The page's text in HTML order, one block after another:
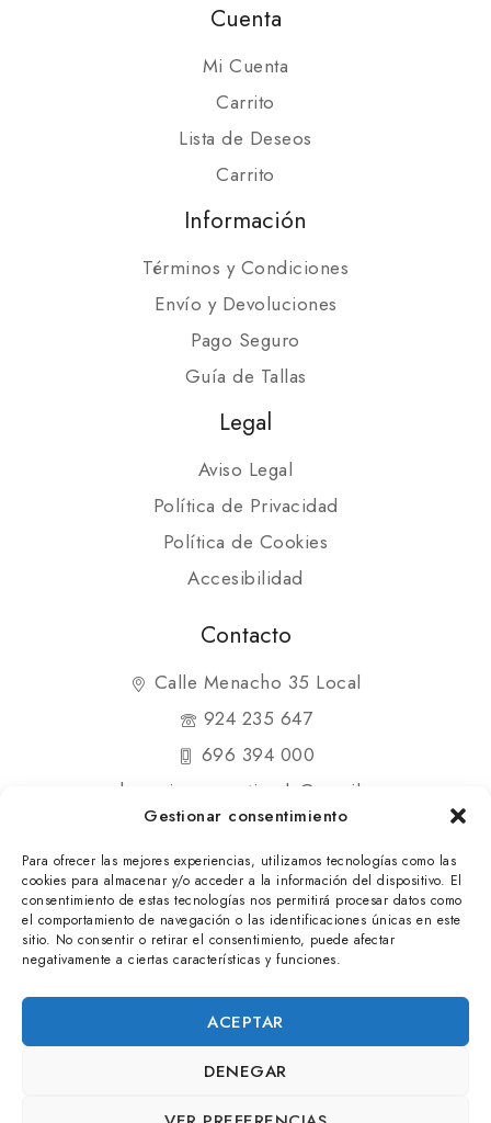
Gestionar consentimiento
Para ofrecer las mejores experiencias, utilizamos tecnologías como las
cookies para almacenar y/o acceder a la información del dispositivo. El
consentimiento de estas tecnologías nos permitirá procesar datos como
el comportamiento de navegación o las identificaciones únicas en este
sitio. No consentir o retirar el consentimiento, puede afectar
negativamente a ciertas características y funciones.
ACEPTAR
DENEGAR
Cuenta
Mi Cuenta
Carrito
Lista de Deseos
Carrito
Información
Términos y Condiciones
Envío y Devoluciones
Pago Seguro
Guía de Tallas
Legal
Aviso Legal
Política de Privacidad
Política de Cookies
Accesibilidad
Contacto
Calle Menacho 35 Local
924 235 647
696 394 000
shopmipequenatienda@gmail.com
© 2025 Mi Pequeña Tienda. Todos los derechos
reservados